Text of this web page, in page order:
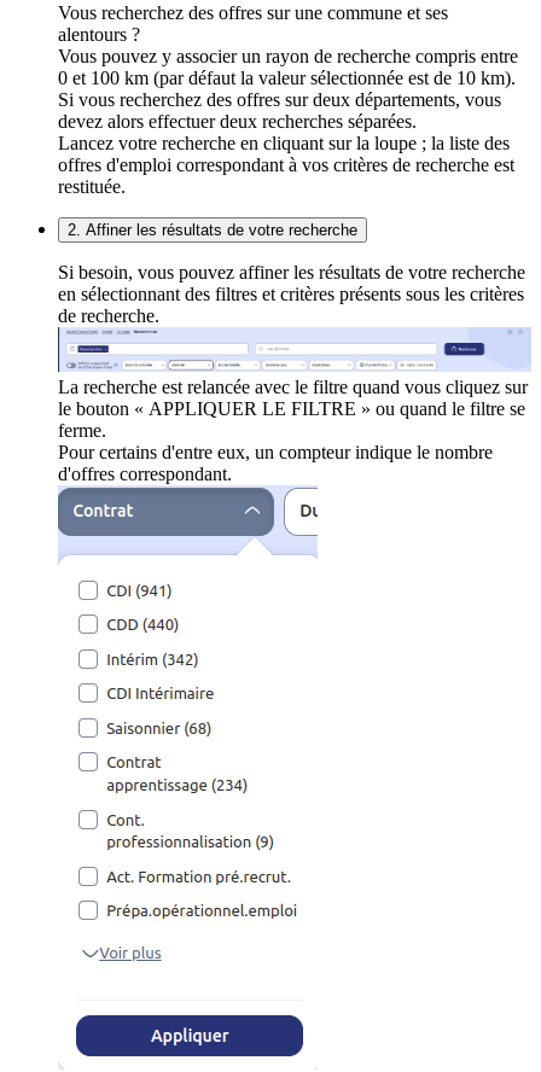
Vous recherchez des offres sur une commune et ses
alentours ?
Vous pouvez y associer un rayon de recherche compris entre
0 et 100 km (par défaut la valeur sélectionnée est de 10 km).
Si vous recherchez des offres sur deux départements, vous
devez alors effectuer deux recherches séparées.
Lancez votre recherche en cliquant sur la loupe ; la liste des
offres d'emploi correspondant à vos critères de recherche est
restituée.
2. Affiner les résultats de votre recherche
Si besoin, vous pouvez affiner les résultats de votre recherche
en sélectionnant des filtres et critères présents sous les critères
de recherche.
La recherche est relancée avec le filtre quand vous cliquez sur
le bouton « APPLIQUER LE FILTRE » ou quand le filtre se
ferme.
Pour certains d'entre eux, un compteur indique le nombre
d'offres correspondant.